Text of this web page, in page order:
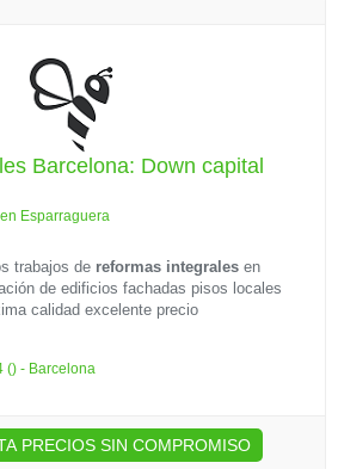
Barcelona: Down capital
Esparraguera
trabajos de reformas integrales en
de edificios fachadas pisos locales
calidad excelente precio
() - Barcelona
PRECIOS SIN COMPROMISO